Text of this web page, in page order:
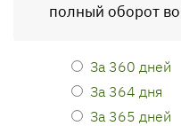
полный оборот
За 360 дней
За 364 дня
За 365 дней